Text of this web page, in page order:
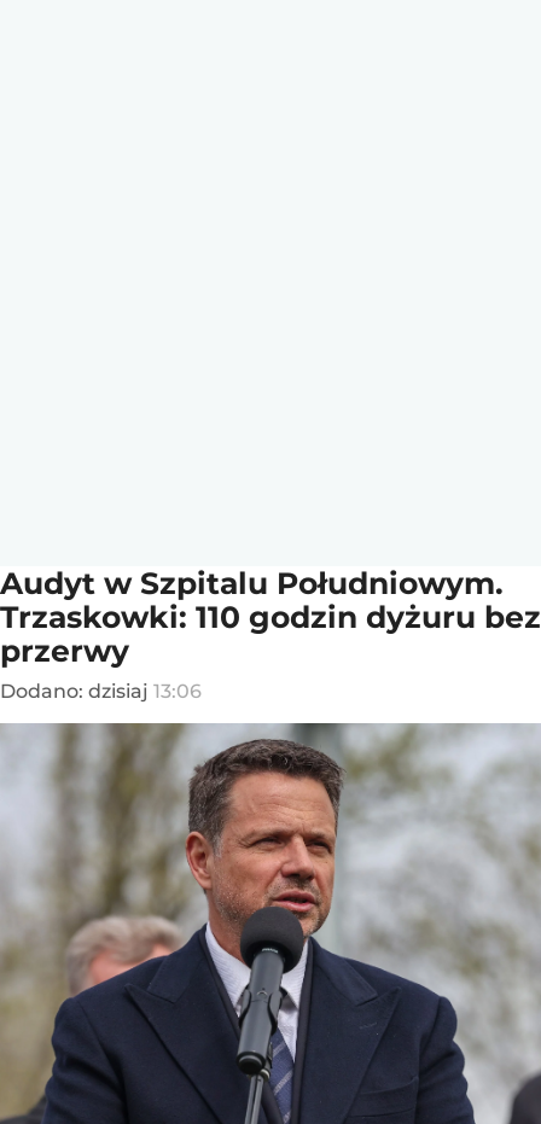
Audyt w Szpitalu Południowym.
Trzaskowki: 110 godzin dyżuru bez
przerwy
Dodano: dzisiaj 13:06